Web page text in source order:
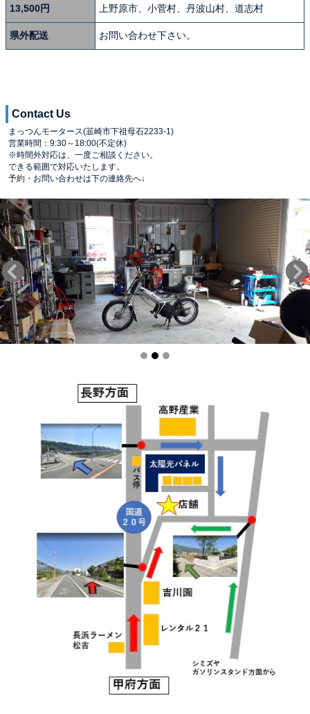
13,500円 上野原市、小菅村、丹波山村、道志村
県外配送 お問い合わせ下さい。
Contact Us
まっつんモータース(韮崎市下祖母石2233-1)
営業時間：9:30～18:00(不定休)
※時間外対応は、一度ご相談ください。
できる範囲で対応いたします。
予約・お問い合わせは下の連絡先へ↓